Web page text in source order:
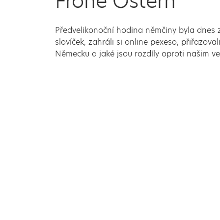
Předvelikonoční hodina němčiny byla
slovíček, zahráli si online pexeso,
Německu a jaké jsou rozdíly oproti našim